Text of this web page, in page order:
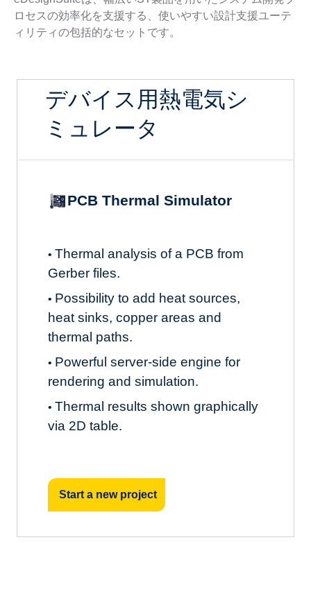
ロセスの効率化を支援する、使いやすい設計支援ユーテ
ィリティの包括的なセットです。
デバイス用熱電気シ
ミュレータ
PCB Thermal Simulator
• Thermal analysis of a PCB from
Gerber files.
• Possibility to add heat sources,
heat sinks, copper areas and
thermal paths.
• Powerful server-side engine for
rendering and simulation.
• Thermal results shown graphically
via 2D table.
Start a new project